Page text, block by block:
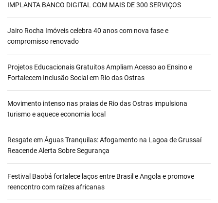
IMPLANTA BANCO DIGITAL COM MAIS DE 300 SERVIÇOS
Jairo Rocha Imóveis celebra 40 anos com nova fase e
compromisso renovado
Projetos Educacionais Gratuitos Ampliam Acesso ao Ensino e
Fortalecem Inclusão Social em Rio das Ostras
Movimento intenso nas praias de Rio das Ostras impulsiona
turismo e aquece economia local
Resgate em Águas Tranquilas: Afogamento na Lagoa de Grussaí
Reacende Alerta Sobre Segurança
Festival Baobá fortalece laços entre Brasil e Angola e promove
reencontro com raízes africanas